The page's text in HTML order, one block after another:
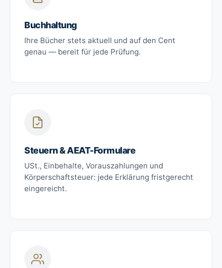
Buchhaltung
Ihre Bücher stets aktuell und auf den Cent
genau — bereit für jede Prüfung.
Steuern & AEAT-Formulare
USt., Einbehalte, Vorauszahlungen und
Körperschaftsteuer: jede Erklärung fristgerecht
eingereicht.